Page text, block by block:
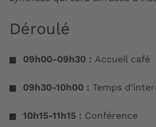
Déroulé
09h00-09h30 : Accueil café
09h30-10h00 : Temps
10h15-11h15 : Conférence